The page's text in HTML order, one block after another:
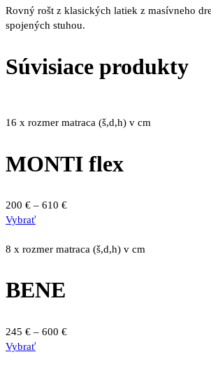
Rovný rošt z klasických latiek z masívneho
spojených stuhou.
Súvisiace produkty
16 x rozmer matraca (š,d,h) v cm
MONTI flex
200 € – 610 €Price
through
VybraťTento
má
Možnosti
vybrať
na
8 x rozmer matraca (š,d,h) v cm
BENE
245 € – 600 €Price
VybraťTento